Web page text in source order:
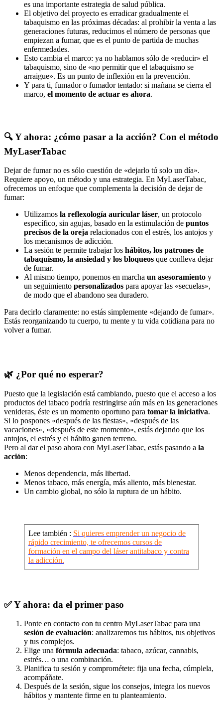
es una importante estrategia de salud pública.
El objetivo del proyecto es erradicar gradualmente el
tabaquismo en las próximas décadas: al prohibir la venta a las
generaciones futuras, reducimos el número de personas que
empiezan a fumar, que es el punto de partida de muchas
enfermedades.
Esto cambia el marco: ya no hablamos sólo de «reducir» el
tabaquismo, sino de «no permitir que el tabaquismo se
arraigue». Es un punto de inflexión en la prevención.
Y para ti, fumador o fumador tentado: si mañana se cierra el
marco, el momento de actuar es ahora.
🔍 Y ahora: ¿cómo pasar a la acción? Con el método
MyLaserTabac
Dejar de fumar no es sólo cuestión de «dejarlo tú solo un día».
Requiere apoyo, un método y una estrategia. En MyLaserTabac,
ofrecemos un enfoque que complementa la decisión de dejar de
fumar:
Utilizamos la reflexología auricular láser, un protocolo
específico, sin agujas, basado en la estimulación de puntos
precisos de la oreja relacionados con el estrés, los antojos y
los mecanismos de adicción.
La sesión te permite trabajar los hábitos, los patrones de
tabaquismo, la ansiedad y los bloqueos que conlleva dejar
de fumar.
Al mismo tiempo, ponemos en marcha un asesoramiento y
un seguimiento personalizados para apoyar las «secuelas»,
de modo que el abandono sea duradero.
Para decirlo claramente: no estás simplemente «dejando de fumar».
Estás reorganizando tu cuerpo, tu mente y tu vida cotidiana para no
volver a fumar.
🌿 ¿Por qué no esperar?
Puesto que la legislación está cambiando, puesto que el acceso a los
productos del tabaco podría restringirse aún más en las generaciones
venideras, éste es un momento oportuno para tomar la iniciativa.
Si lo pospones «después de las fiestas», «después de las
vacaciones», «después de este momento», estás dejando que los
antojos, el estrés y el hábito ganen terreno.
Pero al dar el paso ahora con MyLaserTabac, estás pasando a la
acción:
Menos dependencia, más libertad.
Menos tabaco, más energía, más aliento, más bienestar.
Un cambio global, no sólo la ruptura de un hábito.
Lee también : Si quieres emprender un negocio de
rápido crecimiento, te ofrecemos cursos de
formación en el campo del láser antitabaco y contra
la adicción.
✅ Y ahora: da el primer paso
Ponte en contacto con tu centro MyLaserTabac para una
sesión de evaluación: analizaremos tus hábitos, tus objetivos
y tus complejos.
Elige una fórmula adecuada: tabaco, azúcar, cannabis,
estrés… o una combinación.
Planifica tu sesión y comprométete: fija una fecha, cúmplela,
acompáñate.
Después de la sesión, sigue los consejos, integra los nuevos
hábitos y mantente firme en tu planteamiento.